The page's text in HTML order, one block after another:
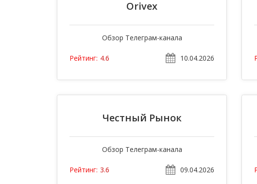
Orivex
Обзор Телеграм-канала
Рейтинг: 4.6 10.04.2026
Честный Рынок
Обзор Телеграм-канала
Рейтинг: 3.6 09.04.2026